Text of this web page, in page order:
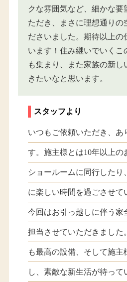
クな雰囲気など、細かな要
ただき、まさに理想通りの
ださいました。期待以上の
います！住み継いでいくこ
も集まり、また家族の新し
きたいなと思います。
スタッフより
いつもご依頼いただき、あ
す。施主様とは10年以上の
ショールームに同行したり
に楽しい時間を過ごさせて
今回はお引っ越しに伴う家
担当させていただきました
も最高の設備、そして施
し、素敵な新生活が待って